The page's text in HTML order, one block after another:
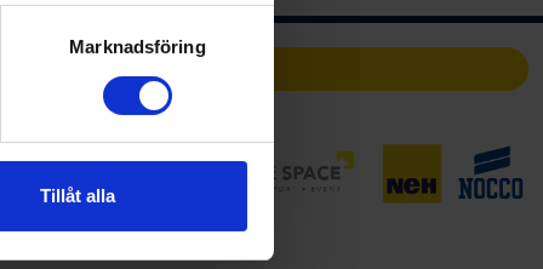
. Du kan ändra
information från din enhet
kombinera informationen
Marknadsföring
Tillåt alla